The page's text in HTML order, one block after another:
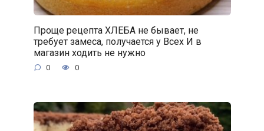
Проще рецепта ХЛЕБА не бывает, не
требует замеса, получается у Всех И в
магазин ходить не нужно
0 0